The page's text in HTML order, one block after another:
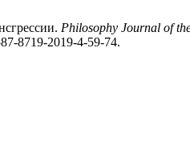
Philosophy Journal of
8719-2019-4-59-74.